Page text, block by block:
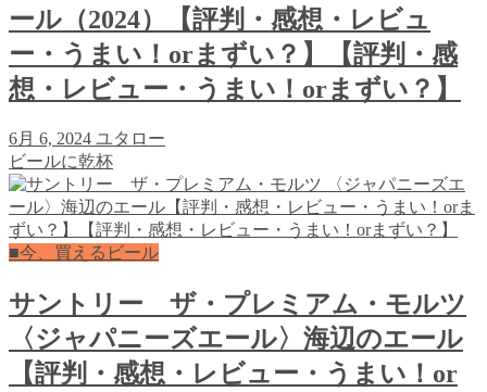
ール（2024）【評判・感想・レビュ
ー・うまい！orまずい？】【評判・感
想・レビュー・うまい！orまずい？】
6月 6, 2024 ユタロー
ビールに乾杯
■今、買えるビール
サントリー ザ・プレミアム・モルツ
〈ジャパニーズエール〉海辺のエール
【評判・感想・レビュー・うまい！or